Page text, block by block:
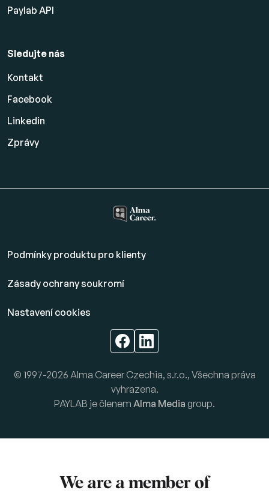
Paylab API
Sledujte nás
Kontakt
Facebook
Linkedin
Zprávy
Podmínky produktu pro klienty
Zásady ochrany soukromí
Nastavení cookies
© 1997-2026 Alma Career Czechia, s.r.o., Všechna práva
vyhrazena.
PAYLAB je členem Alma Media group.
We are a member of